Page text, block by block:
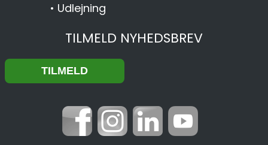
• Udlejning
TILMELD NYHEDSBREV